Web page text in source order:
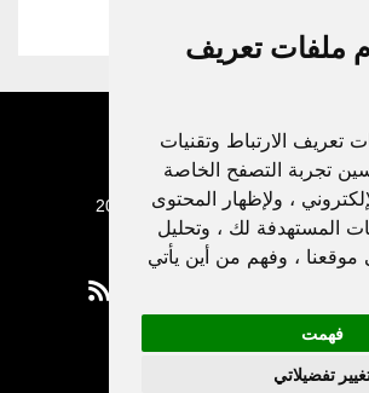
ملفات تعريف
تعريف الارتباط وتقنيات
تجربة التصفح الخاصة
، ولإظهار المحتوى
المستهدفة لك ، وتحليل
، وفهم من أين يأتي
فهمت
تفضيلاتي
لدنيا الوطن © 2003 - 2022
Privacy Policy